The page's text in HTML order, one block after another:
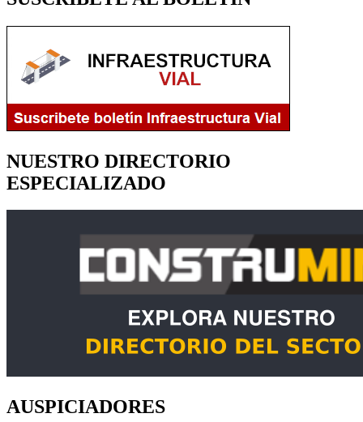
NUESTRO DIRECTORIO
ESPECIALIZADO
AUSPICIADORES